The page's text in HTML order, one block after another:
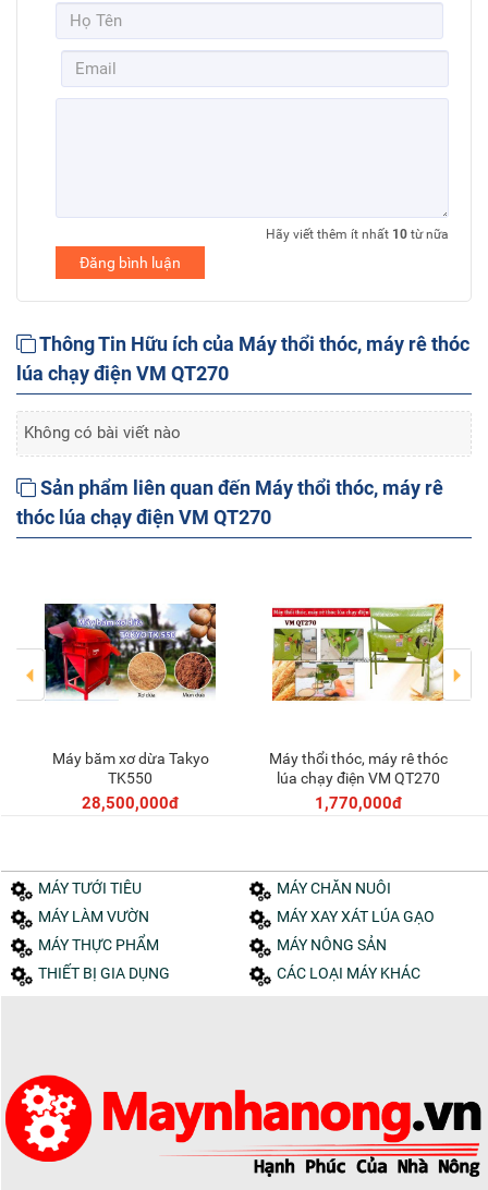
Hãy viết thêm ít nhất 10 từ nữa
Đăng bình luận
Thông Tin Hữu ích của Máy thổi thóc, máy rê thóc
lúa chạy điện VM QT270
Không có bài viết nào
Sản phẩm liên quan đến Máy thổi thóc, máy rê
thóc lúa chạy điện VM QT270
Thêm vào giỏ
Máy băm xơ dừa Takyo
TK550
28,500,000đ
Thêm vào giỏ
Máy thổi thóc, máy rê thóc
lúa chạy điện VM QT270
1,770,000đ
MÁY TƯỚI TIÊU
MÁY CHĂN NUÔI
MÁY LÀM VƯỜN
MÁY XAY XÁT LÚA GẠO
MÁY THỰC PHẨM
MÁY NÔNG SẢN
THIẾT BỊ GIA DỤNG
CÁC LOẠI MÁY KHÁC